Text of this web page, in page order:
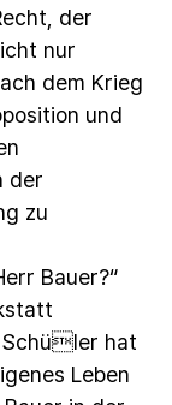
der
nur
dem Krieg
und
der
zu
Bauer?“
Schüler hat
Leben